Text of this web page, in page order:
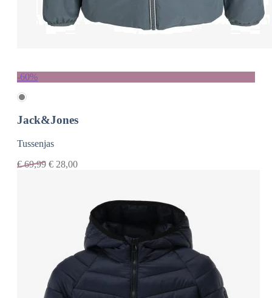
-60%
Jack&Jones
Tussenjas
€69,99 € 28,00